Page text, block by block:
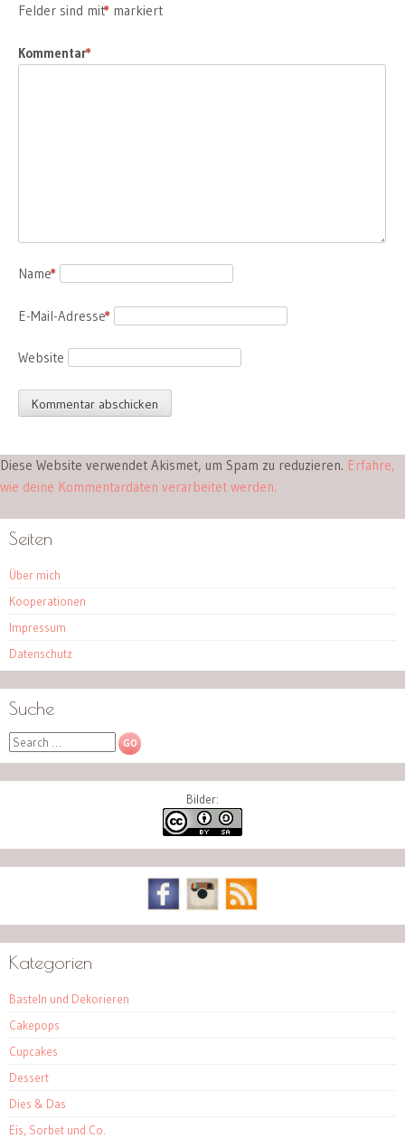
Felder sind mit
* markiert
Kommentar
*
Name
*
E-Mail-Adresse
*
Website
Diese Website verwendet Akismet, um Spam zu reduzieren. Erfahre,
wie deine Kommentardaten verarbeitet werden.
Seiten
Über mich
Kooperationen
Impressum
Datenschutz
Suche
Search
Bilder:
Kategorien
Basteln und Dekorieren
Cakepops
Cupcakes
Dessert
Dies & Das
Eis, Sorbet und Co.